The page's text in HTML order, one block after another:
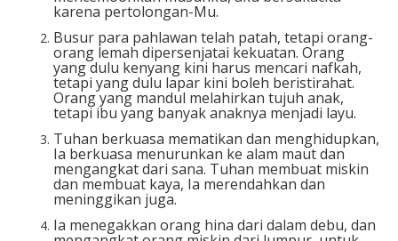
karena pertolongan-Mu.
Busur para pahlawan telah patah, tetapi orang-
orang lemah dipersenjatai kekuatan. Orang
yang dulu kenyang kini harus mencari nafkah,
tetapi yang dulu lapar kini boleh beristirahat.
Orang yang mandul melahirkan tujuh anak,
tetapi ibu yang banyak anaknya menjadi layu.
Tuhan berkuasa mematikan dan menghidupkan,
Ia berkuasa menurunkan ke alam maut dan
mengangkat dari sana. Tuhan membuat miskin
dan membuat kaya, Ia merendahkan dan
meninggikan juga.
Ia menegakkan orang hina dari dalam debu, dan